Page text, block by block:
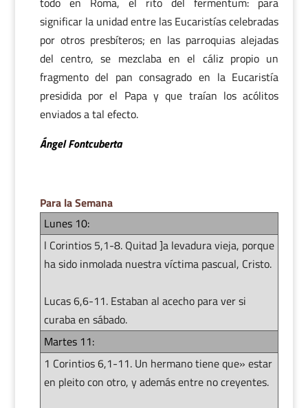
significar la unidad entre las Eucaristías celebradas
por otros presbíteros; en las parroquias alejadas
del centro, se mezclaba en el cáliz propio un
fragmento del pan consagrado en la Eucaristía
presidida por el Papa y que traían los acólitos
enviados a tal efecto.
Ángel Fontcuberta
Para la Semana
Lunes 10:
l Corintios 5,1-8. Quitad ]a levadura vieja, porque
ha sido inmolada nuestra víctima pascual, Cristo.
Lucas 6,6-11. Estaban al acecho para ver si
curaba en sábado.
Martes 11:
1 Corintios 6,1-11. Un hermano tiene que» estar
en pleito con otro, y además entre no creyentes.